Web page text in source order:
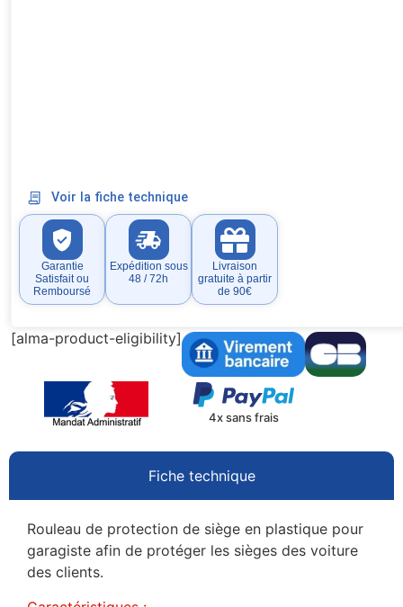
Voir la fiche technique
Garantie
Satisfait ou
Remboursé
Expédition sous
48 / 72h
Livraison
gratuite à partir
de 90€
[alma-product-eligibility]
4x sans frais
Fiche technique
Rouleau de protection de siège en plastique pour
garagiste afin de protéger les sièges des voiture
des clients.